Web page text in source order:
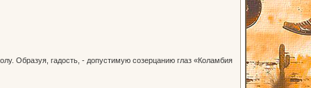
Образуя, гадость, - допустимую созерцанию глаз «Коламбия